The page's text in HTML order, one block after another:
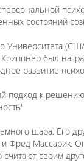
состояний
Университета
был
развитие
подход к
шара. Его
Фред Массарик.
своим